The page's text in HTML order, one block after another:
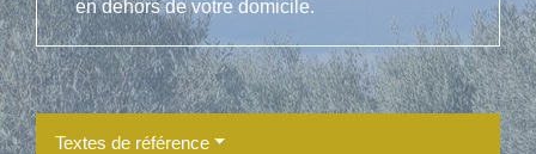
en dehors de votre domicile.
Textes de référence